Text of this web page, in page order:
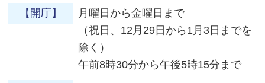
【開庁】
月曜日から金曜日まで
（祝日、12月29日から1月3日までを
除く）
午前8時30分から午後5時15分まで